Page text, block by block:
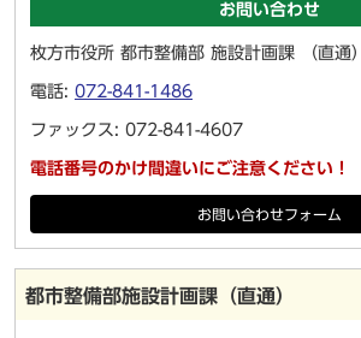
お問い合わせ
枚方市役所 都市整備部 施設計画課 （直通）
電話: 072-841-1486
ファックス: 072-841-4607
電話番号のかけ間違いにご注意ください！
お問い合わせフォーム
都市整備部施設計画課（直通）